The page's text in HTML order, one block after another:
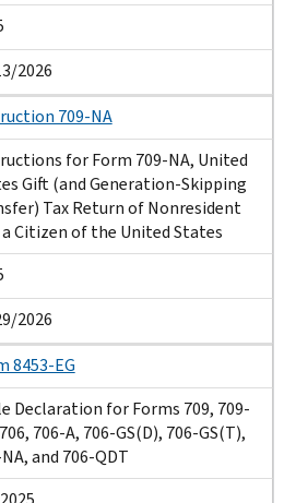
2026
709-NA
for Form 709-NA, United
Gift (and Generation-Skipping
Tax Return of Nonresident
Citizen of the United States
2026
8453-EG
Declaration for Forms 709, 709-
706-A, 706-GS(D), 706-GS(T),
and 706-QDT